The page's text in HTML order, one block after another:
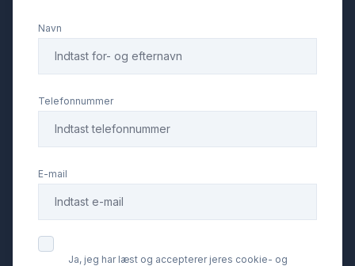
Navn
Telefonnummer
E-mail
Ja, jeg har læst og accepterer jeres cookie- og